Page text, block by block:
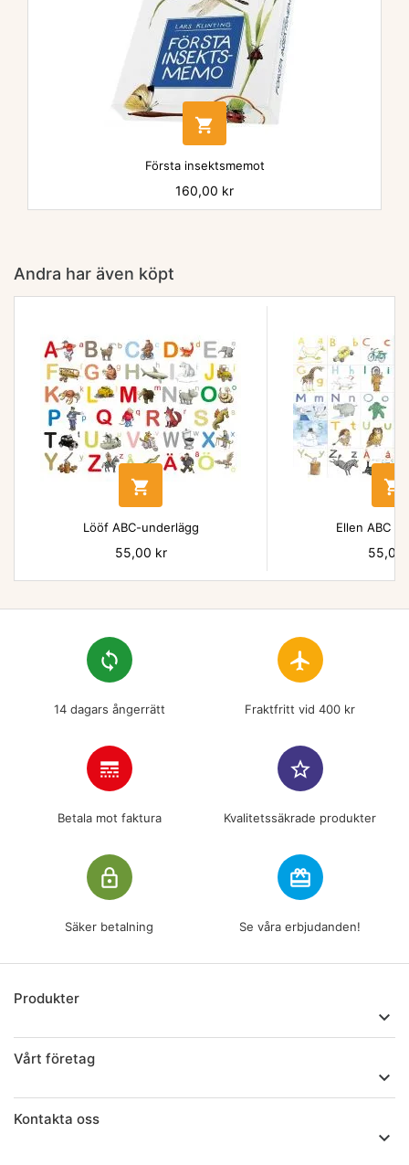

Första insektsmemot
Pris
160,00 kr
Andra har även köpt

Lööf ABC-underlägg
Pris
55,00 kr

Ellen ABC
Pris
55,00
loop
14 dagars ångerrätt
flight
Fraktfritt vid 400 kr
line_style
Betala mot faktura
star_border
Kvalitetssäkrade produkter
lock_outline
Säker betalning
redeem
Se våra erbjudanden!
Produkter

Vårt företag

Kontakta oss
